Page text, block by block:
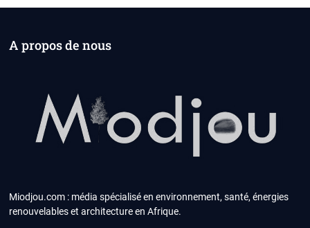
A propos de nous
Miodjou.com : média spécialisé en environnement, santé, énergies
renouvelables et architecture en Afrique.